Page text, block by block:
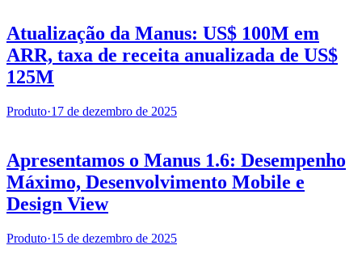
Atualização da Manus: US$ 100M em
ARR, taxa de receita anualizada de US$
125M
Produto·17 de dezembro de 2025
Apresentamos o Manus 1.6: Desempenho
Máximo, Desenvolvimento Mobile e
Design View
Produto·15 de dezembro de 2025